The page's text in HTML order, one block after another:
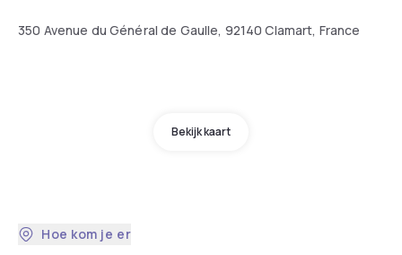
350 Avenue du Général de Gaulle, 92140 Clamart, France
Bekijk kaart
Hoe kom je er